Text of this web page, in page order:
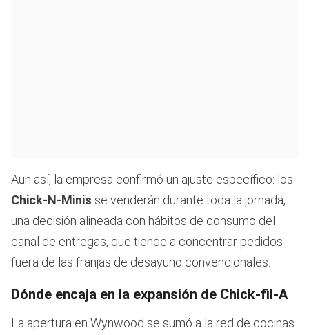
Aun así, la empresa confirmó un ajuste específico: los
Chick-N-Minis se venderán durante toda la jornada,
una decisión alineada con hábitos de consumo del
canal de entregas, que tiende a concentrar pedidos
fuera de las franjas de desayuno convencionales.
Dónde encaja en la expansión de Chick-fil-A
La apertura en Wynwood se sumó a la red de cocinas